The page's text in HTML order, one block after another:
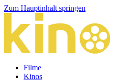
Zum Hauptinhalt springen
Filme
Kinos